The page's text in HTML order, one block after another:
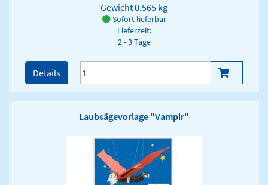
Gewicht0.565 kg
Sofort lieferbar
Lieferzeit:
2 - 3 Tage
Details
Laubsägevorlage "Vampir"